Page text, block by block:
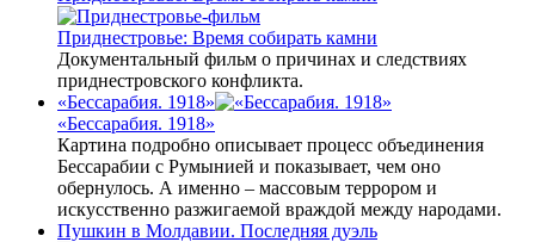
Приднестровье: Время собирать камни
Документальный фильм о причинах и следствиях
приднестровского конфликта.
«Бессарабия. 1918»
«Бессарабия. 1918»
Картина подробно описывает процесс объединения
Бессарабии с Румынией и показывает, чем оно
обернулось. А именно – массовым террором и
искусственно разжигаемой враждой между народами.
Пушкин в Молдавии. Последняя дуэль